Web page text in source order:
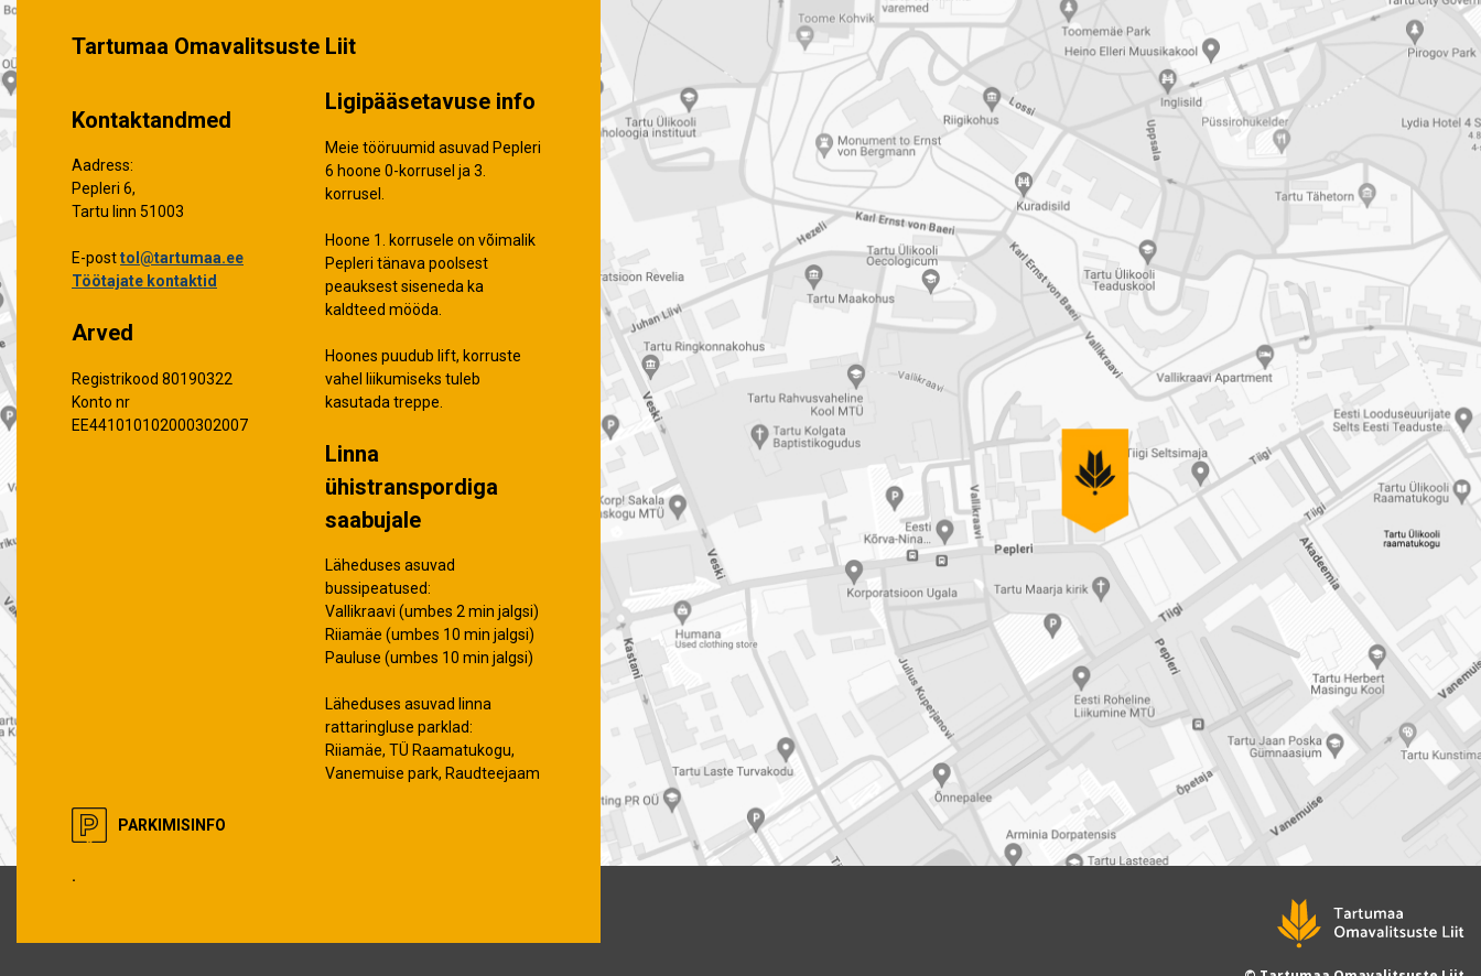
Tartumaa Omavalitsuste Liit
Kontaktandmed
Aadress:
Pepleri 6,
Tartu linn 51003
E-posttol@tartumaa.ee
Töötajate kontaktid
Arved
Registrikood 80190322
Konto nr
EE441010102000302007
Ligipääsetavuse info
Meie tööruumid asuvad Pepleri
6 hoone 0-korrusel ja 3.
korrusel.
Hoone 1. korrusele on võimalik
Pepleri tänava poolsest
peauksest siseneda ka
kaldteed mööda.
Hoones puudub lift, korruste
vahel liikumiseks tuleb
kasutada treppe.
Linna
ühistranspordiga
saabujale
Läheduses asuvad
bussipeatused:
Vallikraavi (umbes 2 min jalgsi)
Riiamäe (umbes 10 min jalgsi)
Pauluse (umbes 10 min jalgsi)
Läheduses asuvad linna
rattaringluse parklad:
Riiamäe, TÜ Raamatukogu,
Vanemuise park, Raudteejaam
PARKIMISINFO
.